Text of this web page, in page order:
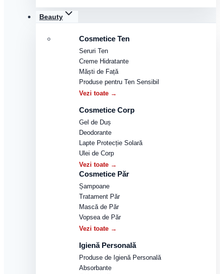
Beauty
Cosmetice Ten
Seruri Ten
Creme Hidratante
Măști de Față
Produse pentru Ten Sensibil
Vezi toate →
Cosmetice Corp
Gel de Duș
Deodorante
Lapte Protecție Solară
Ulei de Corp
Vezi toate →
Cosmetice Păr
Șampoane
Tratament Păr
Mască de Păr
Vopsea de Păr
Vezi toate →
Igienă Personală
Produse de Igienă Personală
Absorbante